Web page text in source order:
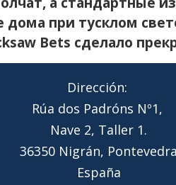
при тусклом
Bets сделало
Dirección:
Rúa dos Padróns Nº1,
Nave 2, Taller 1.
36350 Nigrán, Pontevedra
España